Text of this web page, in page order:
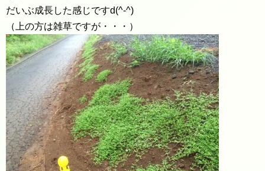
だいぶ成長した感じですd(^-^)
（上の方は雑草ですが・・・）